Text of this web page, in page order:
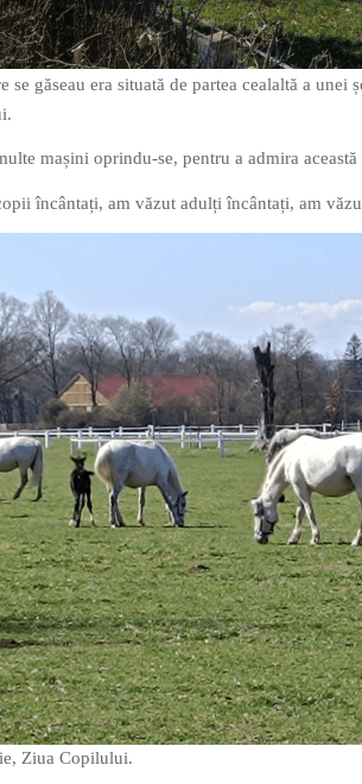
se găseau era situată de partea cealaltă a unei
mașini oprindu-se, pentru a admira
încântați, am văzut adulți încântați, am
Ziua Copilului.